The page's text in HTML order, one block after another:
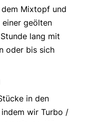
dem Mixtopf und
einer geölten
lang mit
oder bis sich
in den
wir Turbo /